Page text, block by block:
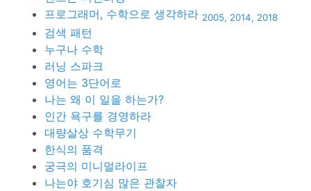
프로그래머, 수학으로 생각하라 2005, 2014, 2018
검색 패턴
누구나 수학
러닝 스파크
영어는 3단어로
나는 왜 이 일을 하는가?
인간 욕구를 경영하라
대량살상 수학무기
한식의 품격
궁극의 미니멀라이프
나는야 호기심 많은 관찰자